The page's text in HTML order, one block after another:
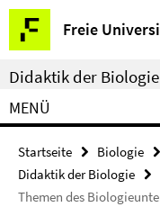
Springe
direkt
zu
Inhalt
Freie
Service-
Navigation
Didaktik der Biologie
MENÜ
Startseite Biologie
Didaktik der Biologie
Themen des